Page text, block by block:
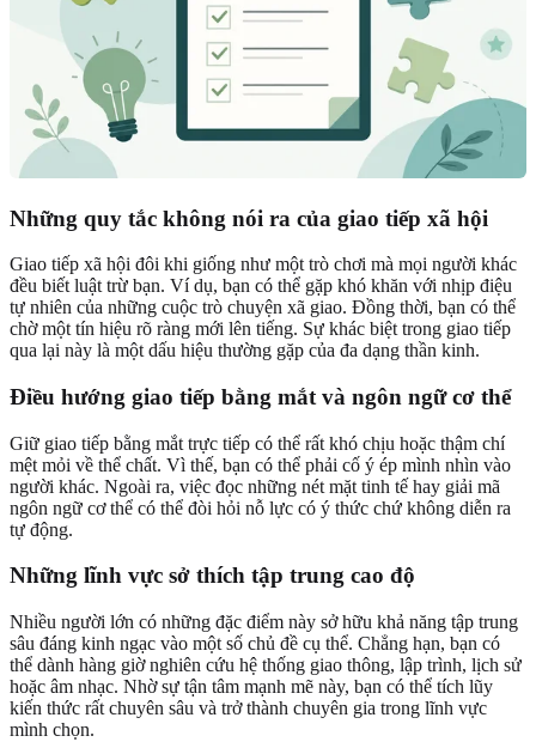
Những quy tắc không nói ra của giao tiếp xã hội
Giao tiếp xã hội đôi khi giống như một trò chơi mà mọi người khác
đều biết luật trừ bạn. Ví dụ, bạn có thể gặp khó khăn với nhịp điệu
tự nhiên của những cuộc trò chuyện xã giao. Đồng thời, bạn có thể
chờ một tín hiệu rõ ràng mới lên tiếng. Sự khác biệt trong giao tiếp
qua lại này là một dấu hiệu thường gặp của đa dạng thần kinh.
Điều hướng giao tiếp bằng mắt và ngôn ngữ cơ thể
Giữ giao tiếp bằng mắt trực tiếp có thể rất khó chịu hoặc thậm chí
mệt mỏi về thể chất. Vì thế, bạn có thể phải cố ý ép mình nhìn vào
người khác. Ngoài ra, việc đọc những nét mặt tinh tế hay giải mã
ngôn ngữ cơ thể có thể đòi hỏi nỗ lực có ý thức chứ không diễn ra
tự động.
Những lĩnh vực sở thích tập trung cao độ
Nhiều người lớn có những đặc điểm này sở hữu khả năng tập trung
sâu đáng kinh ngạc vào một số chủ đề cụ thể. Chẳng hạn, bạn có
thể dành hàng giờ nghiên cứu hệ thống giao thông, lập trình, lịch sử
hoặc âm nhạc. Nhờ sự tận tâm mạnh mẽ này, bạn có thể tích lũy
kiến thức rất chuyên sâu và trở thành chuyên gia trong lĩnh vực
mình chọn.